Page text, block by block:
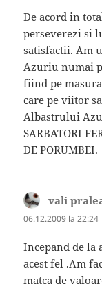
De acord in
perseverezi si
satisfactii. Am
Azuriu numai
fiind pe
care pe viitor
Albastrului
SARBATORI
DE PORUMBEI.
vali
06.12.2009 la 22:24
Incepand de
acest fel .Am
matca de